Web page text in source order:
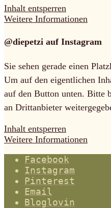
Inhalt entsperren
Weitere Informationen
@diepetzi auf Instagram
Sie sehen gerade einen
Um auf den eigentlichen
auf den Button unten. Bitte
an Drittanbieter
Inhalt entsperren
Weitere Informationen
Facebook
Instagram
Pinterest
Email
Bloglovin